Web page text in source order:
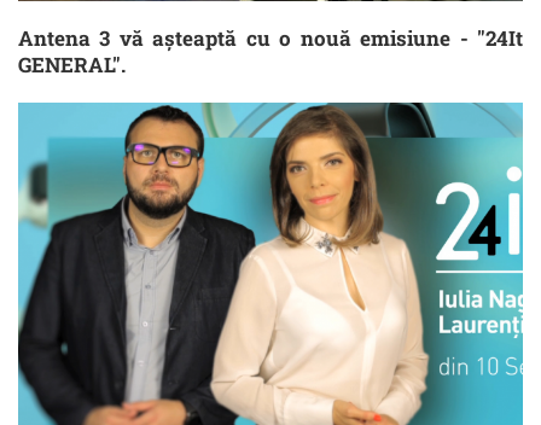
Antena 3 vă așteaptă cu o nouă emisiune - "24It
GENERAL".